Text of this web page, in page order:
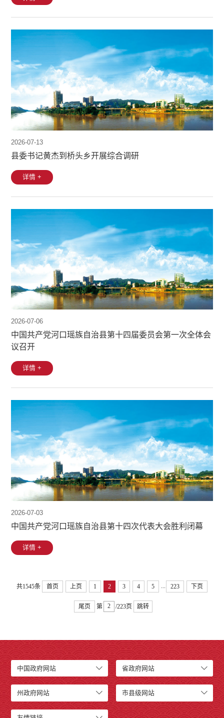
2026-07-13
县委书记黄杰到桥头乡开展综合调研
详情 +
2026-07-06
中国共产党河口瑶族自治县第十四届委员会第一次全体会
议召开
详情 +
2026-07-03
中国共产党河口瑶族自治县第十四次代表大会胜利闭幕
详情 +
共1545条 首页 上页 1 2 3 4 5 223 下页
尾页 第 /223页 跳转
中国政府网站 省政府网站
州政府网站 市县级网站